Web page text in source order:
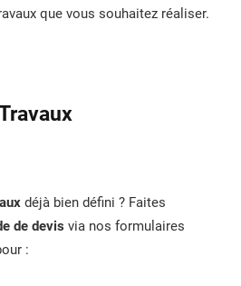
que vous souhaitez réaliser.
déjà bien défini ? Faites
de devis via nos formulaires
: